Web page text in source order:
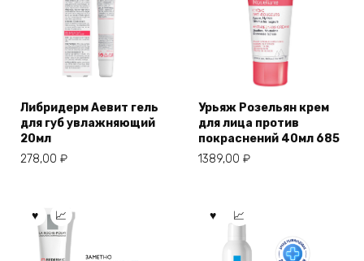
Либридерм Аевит гель
для губ увлажняющий
20мл
278,00 ₽
Урьяж Розельян крем
для лица против
покраснений 40мл 685
1389,00 ₽